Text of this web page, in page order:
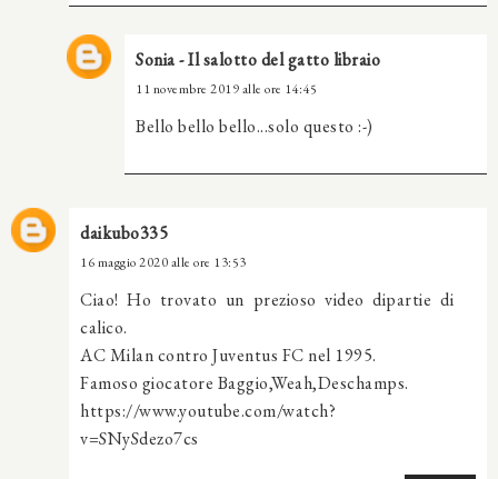
Sonia - Il salotto del gatto libraio
11 novembre 2019 alle ore 14:45
Bello bello bello...solo questo :-)
daikubo335
16 maggio 2020 alle ore 13:53
Ciao! Ho trovato un prezioso video dipartie di
calico.
AC Milan contro Juventus FC nel 1995.
Famoso giocatore Baggio,Weah,Deschamps.
https://www.youtube.com/watch?
v=SNySdezo7cs